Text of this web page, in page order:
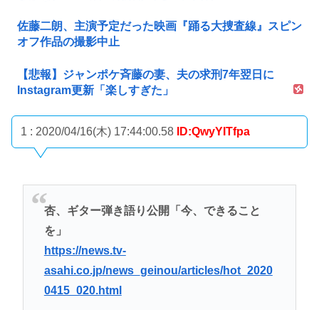
佐藤二朗、主演予定だった映画『踊る大捜査線』スピン
オフ作品の撮影中止
【悲報】ジャンポケ斉藤の妻、夫の求刑7年翌日に
Instagram更新「楽しすぎた」
1 : 2020/04/16(木) 17:44:00.58 ID:QwyYITfpa
杏、ギター弾き語り公開「今、できること
を」
https://news.tv-
asahi.co.jp/news_geinou/articles/hot_2020
0415_020.html